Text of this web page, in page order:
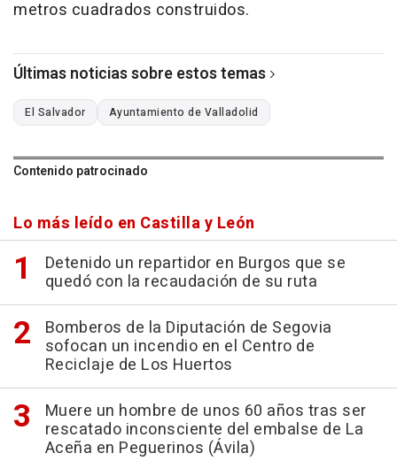
metros cuadrados construidos.
Últimas noticias sobre estos temas
El Salvador Ayuntamiento de Valladolid
Contenido patrocinado
Lo más leído en Castilla y León
Detenido un repartidor en Burgos que se
quedó con la recaudación de su ruta
Bomberos de la Diputación de Segovia
sofocan un incendio en el Centro de
Reciclaje de Los Huertos
Muere un hombre de unos 60 años tras ser
rescatado inconsciente del embalse de La
Aceña en Peguerinos (Ávila)